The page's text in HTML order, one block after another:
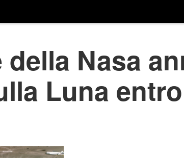
Nasa
Luna